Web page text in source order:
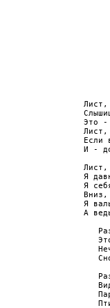
Это -
Если
И -
Я
Я
Я
А